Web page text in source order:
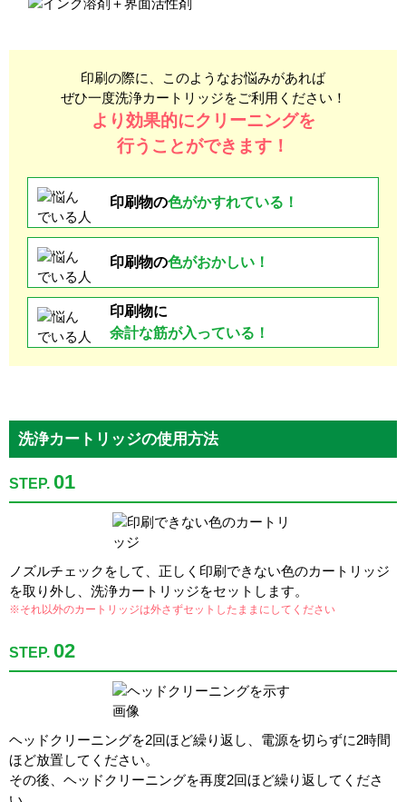
印刷の際に、このようなお悩みがあれば
ぜひ一度洗浄カートリッジをご利用ください！
より効果的にクリーニングを
行うことができます！
印刷物の色がかすれている！
印刷物の色がおかしい！
印刷物に
余計な筋が入っている！
洗浄カートリッジの使用方法
STEP. 01
ノズルチェックをして、正しく印刷できない色のカートリッジ
を取り外し、洗浄カートリッジをセットします。
※それ以外のカートリッジは外さずセットしたままにしてください
STEP. 02
ヘッドクリーニングを2回ほど繰り返し、電源を切らずに2時間
ほど放置してください。
その後、ヘッドクリーニングを再度2回ほど繰り返してくださ